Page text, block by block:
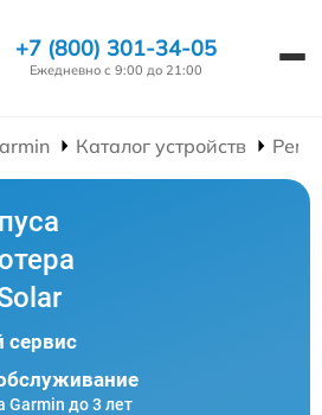
+7 (800) 301-34-05
Ежедневно с 9:00 до 21:00
Каталог устройств
Garmin до 3 лет